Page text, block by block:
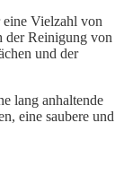
Vielzahl von
der Reinigung von
und der
lang anhaltende
eine saubere und